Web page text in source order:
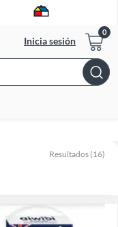
Inicia sesión
Resultados (16)